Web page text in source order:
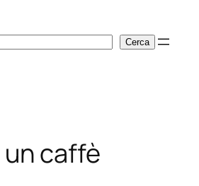
Cerca
un caffè